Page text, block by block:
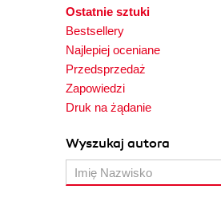
Ostatnie sztuki
Bestsellery
Najlepiej oceniane
Przedsprzedaż
Zapowiedzi
Druk na żądanie
Wyszukaj autora